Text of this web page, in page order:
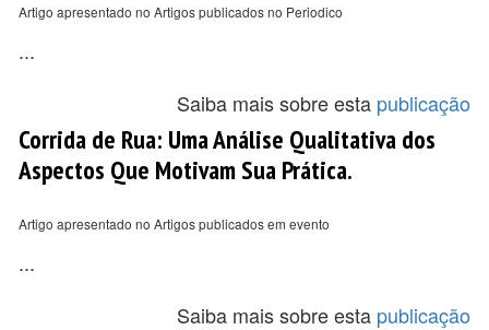
Artigo apresentado no Artigos publicados no Periodico
...
Saiba mais sobre esta publicação
Corrida de Rua: Uma Análise Qualitativa dos
Aspectos Que Motivam Sua Prática.
Artigo apresentado no Artigos publicados em evento
...
Saiba mais sobre esta publicação